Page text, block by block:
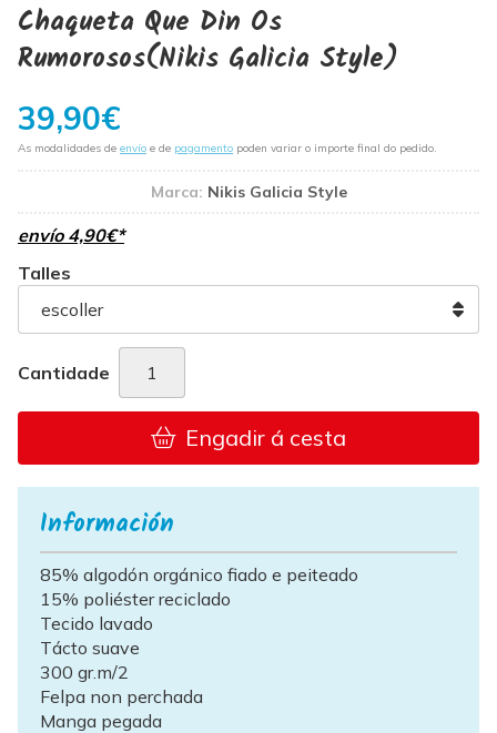
Chaqueta Que Din Os
Rumorosos(Nikis Galicia Style)
39,90€
As modalidades de envío e de pagamento poden variar o importe final do pedido.
Marca: Nikis Galicia Style
envío 4,90€*
Talles
Cantidade
Engadir á cesta
Información
85% algodón orgánico fiado e peiteado
15% poliéster reciclado
Tecido lavado
Tácto suave
300 gr.m/2
Felpa non perchada
Manga pegada